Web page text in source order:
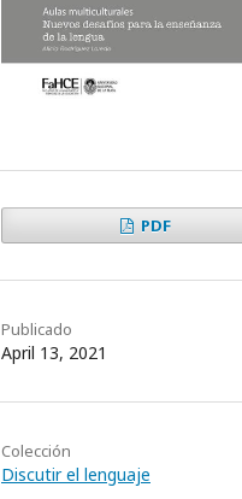
PDF
Publicado
April 13, 2021
Colección
Discutir el lenguaje